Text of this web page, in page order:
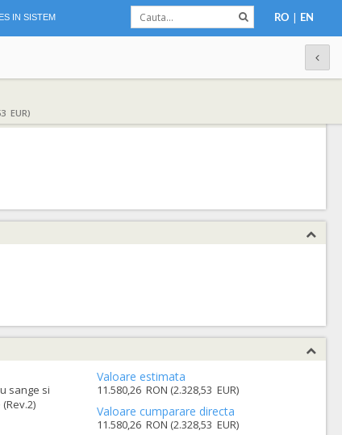
IN SISTEM RO | EN
EUR)
sange si
Valoare estimata
11.580,26 RON (2.328,53 EUR)
Valoare cumparare directa
11.580,26 RON (2.328,53 EUR)